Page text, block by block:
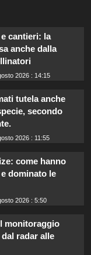
cantieri: la
anche dalla
2026 : 14:15
tutela anche
secondo
2026 : 11:55
come hanno
dominato le
2026 : 5:50
monitoraggio
radar alle